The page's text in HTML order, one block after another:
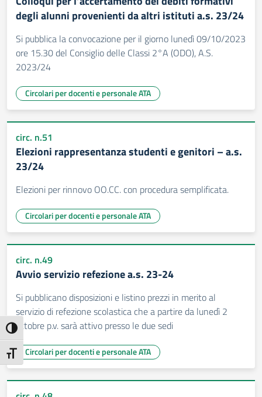
Attiva/disattiva alto contrasto
Attiva/disattiva dimensione testo
degli alunni provenienti da altri istituti a.s. 23/24
Si pubblica la convocazione per il giorno lunedì 09/10/2023
ore 15.30 del Consiglio delle Classi 2°A (ODO), A.S.
2023/24
Circolari per docenti e personale ATA
circ. n.51
Elezioni rappresentanza studenti e genitori – a.s.
23/24
Elezioni per rinnovo OO.CC. con procedura semplificata.
Circolari per docenti e personale ATA
circ. n.49
Avvio servizio refezione a.s. 23-24
Si pubblicano disposizioni e listino prezzi in merito al
servizio di refezione scolastica che a partire da lunedì 2
ottobre p.v. sarà attivo presso le due sedi
Circolari per docenti e personale ATA